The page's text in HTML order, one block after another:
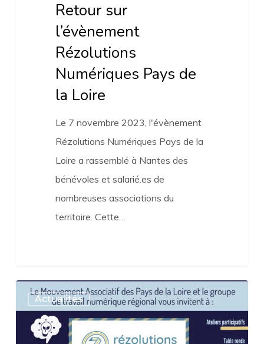
Retour sur
l’évènement
Rézolutions
Numériques Pays de
la Loire
Le 7 novembre 2023, l'évènement
Rézolutions Numériques Pays de la
Loire a rassemblé à Nantes des
bénévoles et salarié.es de
nombreuses associations du
territoire. Cette…
Associations
&
Numérique
Actualités